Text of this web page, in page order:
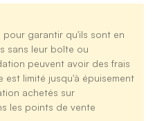
garantir qu'ils sont en
sans leur boîte ou
peuvent avoir des frais
est limité jusqu'à épuisement
achetés sur
les points de vente